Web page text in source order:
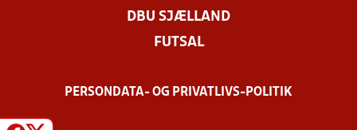
DBU SJÆLLAND
FUTSAL
PERSONDATA- OG PRIVATLIVS-POLITIK